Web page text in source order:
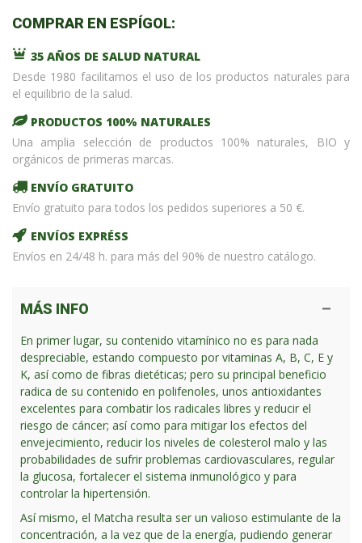
COMPRAR EN ESPÍGOL:
35 AÑOS DE SALUD NATURAL
Desde 1980 facilitamos el uso de los productos naturales para
el equilibrio de la salud.
PRODUCTOS 100% NATURALES
Una amplia selección de productos 100% naturales, BIO y
orgánicos de primeras marcas.
ENVÍO GRATUITO
Envío gratuito para todos los pedidos superiores a 50 €.
ENVÍOS EXPRÉSS
Envíos en 24/48 h. para más del 90% de nuestro catálogo.
MÁS INFO
En primer lugar, su contenido vitamínico no es para nada
despreciable, estando compuesto por vitaminas A, B, C, E y
K, así como de fibras dietéticas; pero su principal beneficio
radica de su contenido en polifenoles, unos antioxidantes
excelentes para combatir los radicales libres y reducir el
riesgo de cáncer; así como para mitigar los efectos del
envejecimiento, reducir los niveles de colesterol malo y las
probabilidades de sufrir problemas cardiovasculares, regular
la glucosa, fortalecer el sistema inmunológico y para
controlar la hipertensión.
Así mismo, el Matcha resulta ser un valioso estimulante de la
concentración, a la vez que de la energía, pudiendo generar